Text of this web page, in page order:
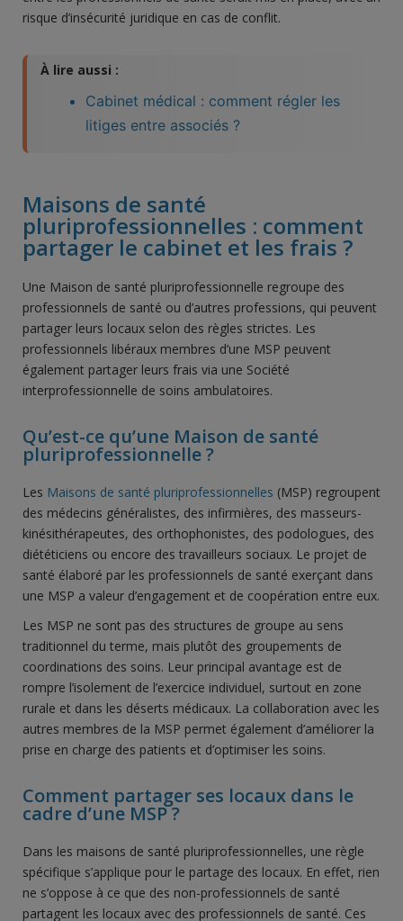
risque d’insécurité juridique en cas de conflit.
À lire aussi :
Cabinet médical : comment régler les
litiges entre associés ?
Maisons de santé
pluriprofessionnelles : comment
partager le cabinet et les frais ?
Une Maison de santé pluriprofessionnelle regroupe des
professionnels de santé ou d’autres professions, qui peuvent
partager leurs locaux selon des règles strictes. Les
professionnels libéraux membres d’une MSP peuvent
également partager leurs frais via une Société
interprofessionnelle de soins ambulatoires.
Qu’est-ce qu’une Maison de santé
pluriprofessionnelle ?
Les Maisons de santé pluriprofessionnelles (MSP) regroupent
des médecins généralistes, des infirmières, des masseurs-
kinésithérapeutes, des orthophonistes, des podologues, des
diététiciens ou encore des travailleurs sociaux. Le projet de
santé élaboré par les professionnels de santé exerçant dans
une MSP a valeur d’engagement et de coopération entre eux.
Les MSP ne sont pas des structures de groupe au sens
traditionnel du terme, mais plutôt des groupements de
coordinations des soins. Leur principal avantage est de
rompre l’isolement de l’exercice individuel, surtout en zone
rurale et dans les déserts médicaux. La collaboration avec les
autres membres de la MSP permet également d’améliorer la
prise en charge des patients et d’optimiser les soins.
Comment partager ses locaux dans le
cadre d’une MSP ?
Dans les maisons de santé pluriprofessionnelles, une règle
spécifique s’applique pour le partage des locaux. En effet, rien
ne s’oppose à ce que des non-professionnels de santé
partagent les locaux avec des professionnels de santé. Ces